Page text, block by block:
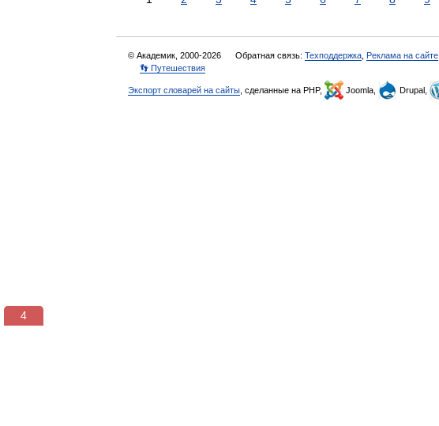
© Академик, 2000-2026 Обратная связь: Техподдержка Реклама на сайте
👣 Путешествия
Экспорт словарей на сайты , сделанные на PHP, Joomla, Drupal,
3